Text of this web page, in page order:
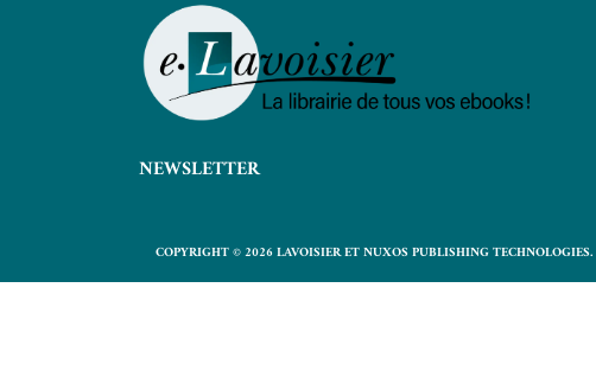
NEWSLETTER
COPYRIGHT © 2026 LAVOISIER ET NUXOS PUBLISHING TECHNOLOGIES.